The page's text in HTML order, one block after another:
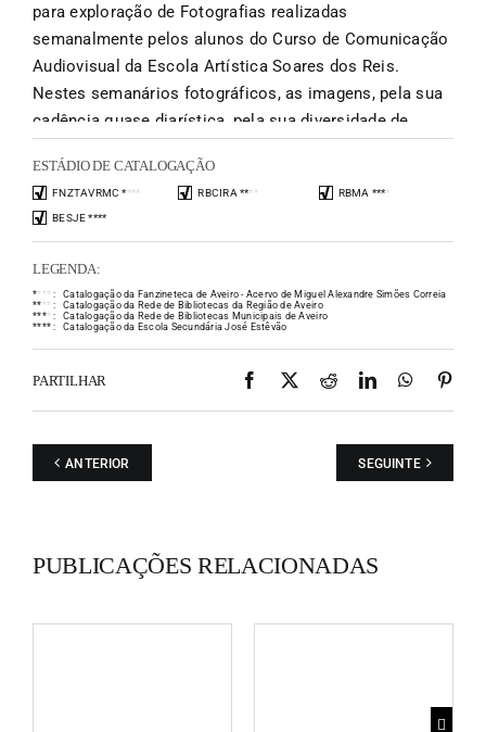
para exploração de Fotografias realizadas
semanalmente pelos alunos do Curso de Comunicação
Audiovisual da Escola Artística Soares dos Reis.
Nestes semanários fotográficos, as imagens, pela sua
cadência quase diarística, pela sua diversidade de
um grito pela sua identidade, uma declaração de
estados de alma. O Fanzine, com um editor convidado a
cada publicação, dá-lhe um corpo uníssono, capaz de
ESTÁDIO DE CATALOGAÇÃO
FNZTAVRMC **** RBCIRA **** RBMA ****
BESJE ****
LEGENDA:
** * * :
Catalogação da Fanzineteca de Aveiro - Acervo de Miguel Alexandre Simões Correia
** * * :
Catalogação da Rede de Bibliotecas da Região de Aveiro
**** :
Catalogação da Rede de Bibliotecas Municipais de Aveiro
**** : Catalogação da Escola Secundária José Estêvão
PARTILHAR Facebook
X RedditLinkedIn
ANTERIOR SEGUINTE
PUBLICAÇÕES RELACIONADAS